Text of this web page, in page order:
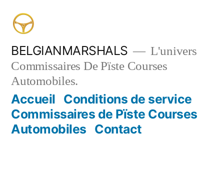
contenu
BELGIANMARSHALS
L'univers
Commissaires De Pïste Courses
Automobiles.
Accueil Conditions de service
Commissaires de Pïste Courses
Automobiles Contact